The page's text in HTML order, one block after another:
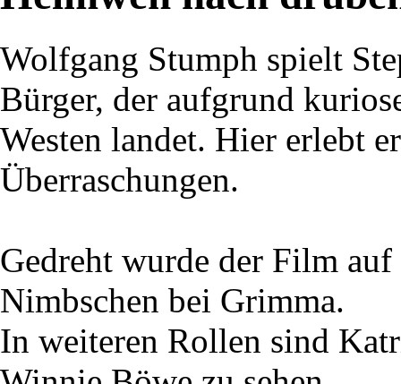
Wolfgang Stumph spielt
Bürger, der aufgrund
Westen landet. Hier erlebt
Überraschungen.
Gedreht wurde der Film
Nimbschen bei Grimma.
In weiteren Rollen sind